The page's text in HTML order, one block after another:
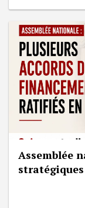
Assemblée